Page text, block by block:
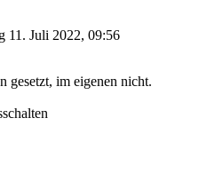
11. Juli 2022, 09:56
gesetzt, im eigenen nicht.